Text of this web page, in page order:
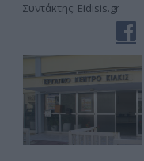
Συντάκτης: Eidisis.gr